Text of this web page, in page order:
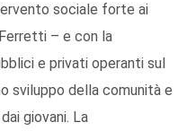
sociale forte ai
– e con la
e privati operanti sul
sviluppo della comunità e
giovani. La